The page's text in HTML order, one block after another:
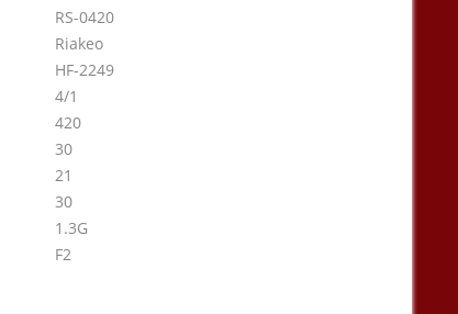
RS-0420
Riakeo
HF-2249
4/1
420
30
21
30
1.3G
F2